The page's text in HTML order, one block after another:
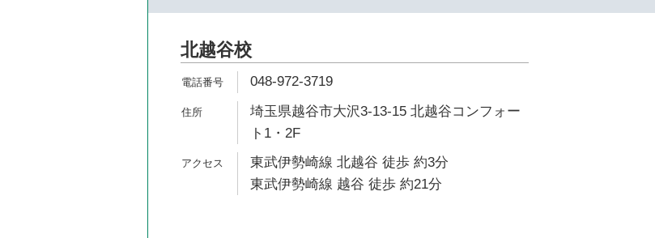
北越谷校
048-972-3719
埼玉県越谷市大沢3-13-15 北越谷コンフォー
ト1・2F
東武伊勢崎線 北越谷 徒歩 約3分
東武伊勢崎線 越谷 徒歩 約21分